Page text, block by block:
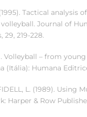
Tactical analysis
Journal of
219-228.
Volleyball – from
(Itália): Humana
L. (1989). Using
Harper & Row